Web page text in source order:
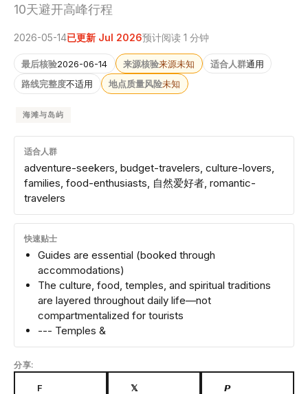
10天避开高峰行程
2026-05-14已更新 Jul 2026预计阅读 1 分钟
最后核验2026-06-14 来源核验来源未知 适合人群通用
路线完整度不适用 地点质量风险未知
海滩与岛屿
适合人群
adventure-seekers, budget-travelers, culture-lovers,
families, food-enthusiasts, 自然爱好者, romantic-
travelers
快速贴士
Guides are essential (booked through
accommodations)
The culture, food, temples, and spiritual traditions
are layered throughout daily life—not
compartmentalized for tourists
--- Temples &
分享:
F 𝕏 𝙋